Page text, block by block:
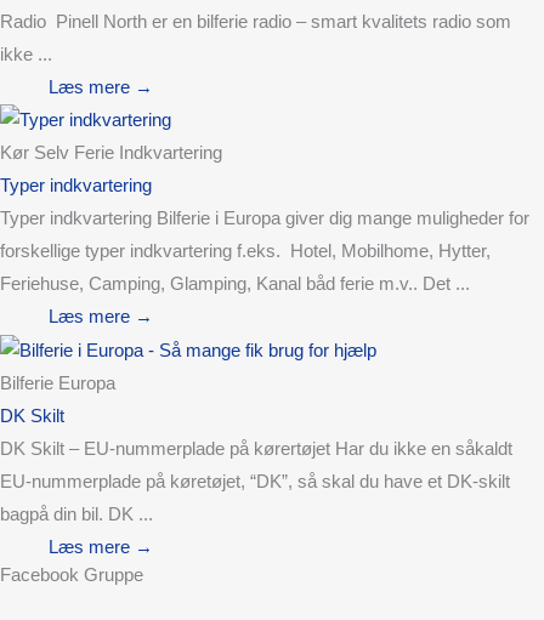
Radio Pinell North er en bilferie radio – smart kvalitets radio som
ikke ...
Læs mere →
Kør Selv Ferie Indkvartering
Typer indkvartering
Typer indkvartering Bilferie i Europa giver dig mange muligheder for
forskellige typer indkvartering f.eks. Hotel, Mobilhome, Hytter,
Feriehuse, Camping, Glamping, Kanal båd ferie m.v.. Det ...
Læs mere →
Bilferie Europa
DK Skilt
DK Skilt – EU-nummerplade på kørertøjet Har du ikke en såkaldt
EU-nummerplade på køretøjet, “DK”, så skal du have et DK-skilt
bagpå din bil. DK ...
Læs mere →
Facebook Gruppe